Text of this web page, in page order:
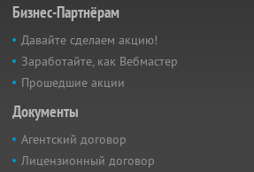
Бизнес-Партнёрам
Давайте сделаем акцию!
Заработайте, как Вебмастер
Прошедшие акции
Документы
Агентский договор
Лицензионный договор